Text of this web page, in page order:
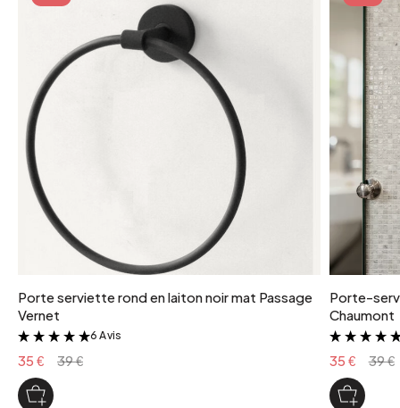
Porte serviette rond en laiton noir mat Passage
Vernet
&
6 Avis
35 € 39 €
Porte-
Chaumont
35 € 39 €